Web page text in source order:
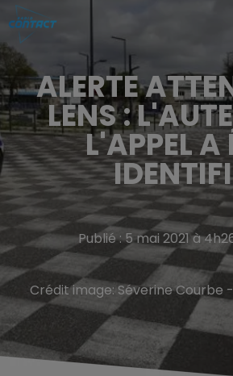
ALERTE
LENS :
L'APPEL A
Publié : 5 mai 2021 à
Crédit image:Séverine Courbe